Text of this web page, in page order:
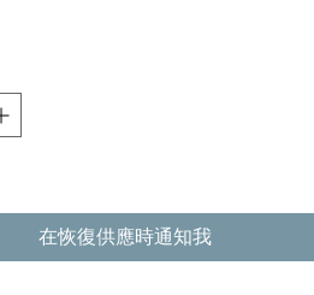
在恢復供應時通知我